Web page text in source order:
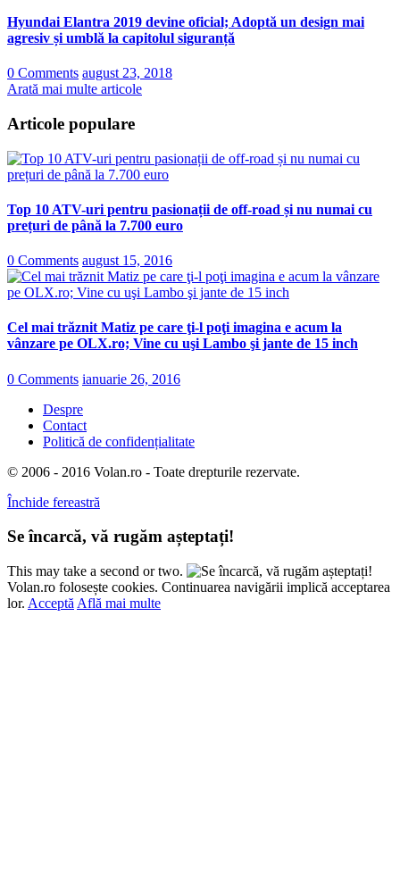
Hyundai Elantra 2019 devine oficial; Adoptă un design mai
agresiv și umblă la capitolul siguranță
0 Comments august 23, 2018
Arată mai multe articole
Articole populare
Top 10 ATV-uri pentru pasionații de off-road și nu numai cu
prețuri de până la 7.700 euro
0 Comments august 15, 2016
Cel mai trăznit Matiz pe care ţi-l poţi imagina e acum la
vânzare pe OLX.ro; Vine cu uşi Lambo şi jante de 15 inch
0 Comments ianuarie 26, 2016
Despre
Contact
Politică de confidențialitate
© 2006 - 2016 Volan.ro - Toate drepturile rezervate.
Închide fereastră
Se încarcă, vă rugăm așteptați!
This may take a second or two.
Volan.ro folosește cookies. Continuarea navigării implică acceptarea
lor. Acceptă Află mai multe